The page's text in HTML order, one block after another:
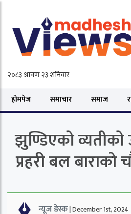
होमपेज समाचार समाज
झुण्डिएको व्यतीको
प्रहरी बल बाराको
न्यूज डेस्क|December 1st, 2024